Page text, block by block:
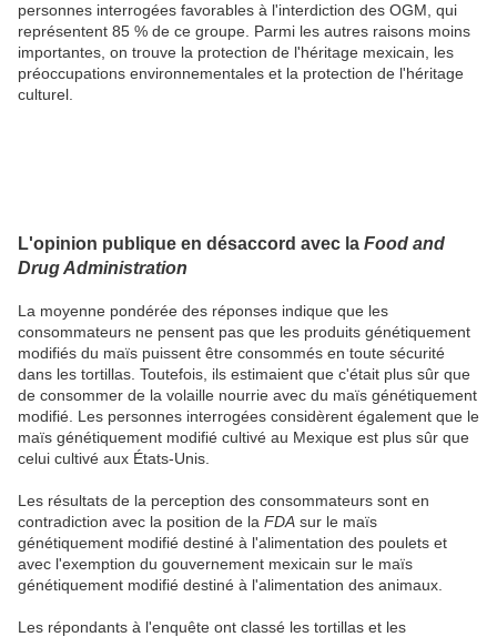
personnes interrogées favorables à l'interdiction des OGM, qui
représentent 85 % de ce groupe. Parmi les autres raisons moins
importantes, on trouve la protection de l'héritage mexicain, les
préoccupations environnementales et la protection de l'héritage
culturel.
L'opinion publique en désaccord avec la Food and
Drug Administration
La moyenne pondérée des réponses indique que les
consommateurs ne pensent pas que les produits génétiquement
modifiés du maïs puissent être consommés en toute sécurité
dans les tortillas. Toutefois, ils estimaient que c'était plus sûr que
de consommer de la volaille nourrie avec du maïs génétiquement
modifié. Les personnes interrogées considèrent également que le
maïs génétiquement modifié cultivé au Mexique est plus sûr que
celui cultivé aux États-Unis.
Les résultats de la perception des consommateurs sont en
contradiction avec la position de la FDA sur le maïs
génétiquement modifié destiné à l'alimentation des poulets et
avec l'exemption du gouvernement mexicain sur le maïs
génétiquement modifié destiné à l'alimentation des animaux.
Les répondants à l'enquête ont classé les tortillas et les